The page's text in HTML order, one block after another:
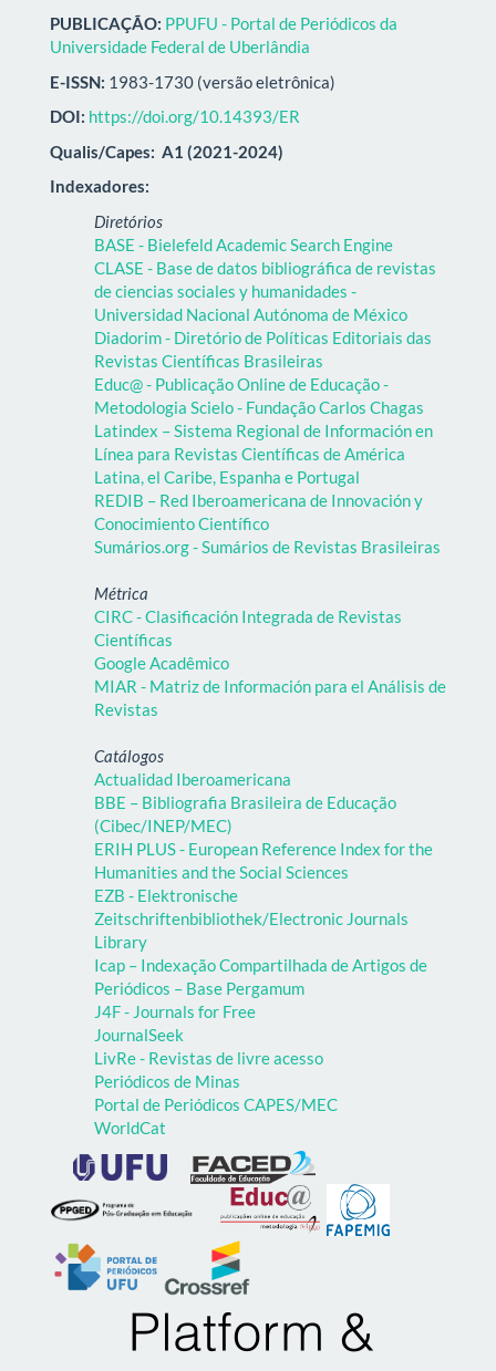
PUBLICAÇÃO: PPUFU - Portal de Periódicos da
Universidade Federal de Uberlândia
E-ISSN: 1983-1730 (versão eletrônica)
DOI: https://doi.org/10.14393/ER
Qualis/Capes: A1 (2021-2024)
Indexadores:
Diretórios
BASE - Bielefeld Academic Search Engine
CLASE - Base de datos bibliográfica de revistas
de ciencias sociales y humanidades -
Universidad Nacional Autónoma de México
Diadorim - Diretório de Políticas Editoriais das
Revistas Científicas Brasileiras
Educ@ - Publicação Online de Educação -
Metodologia Scielo - Fundação Carlos Chagas
Latindex – Sistema Regional de Información en
Línea para Revistas Científicas de América
Latina, el Caribe, Espanha e Portugal
REDIB – Red Iberoamericana de Innovación y
Conocimiento Científico
Sumários.org - Sumários de Revistas Brasileiras
Métrica
CIRC - Clasificación Integrada de Revistas
Científicas
Google Acadêmico
MIAR - Matriz de Información para el Análisis de
Revistas
Catálogos
Actualidad Iberoamericana
BBE – Bibliografia Brasileira de Educação
(Cibec/INEP/MEC)
ERIH PLUS - European Reference Index for the
Humanities and the Social Sciences
EZB - Elektronische
Zeitschriftenbibliothek/Electronic Journals
Library
Icap – Indexação Compartilhada de Artigos de
Periódicos – Base Pergamum
J4F - Journals for Free
JournalSeek
LivRe - Revistas de livre acesso
Periódicos de Minas
Portal de Periódicos CAPES/MEC
WorldCat